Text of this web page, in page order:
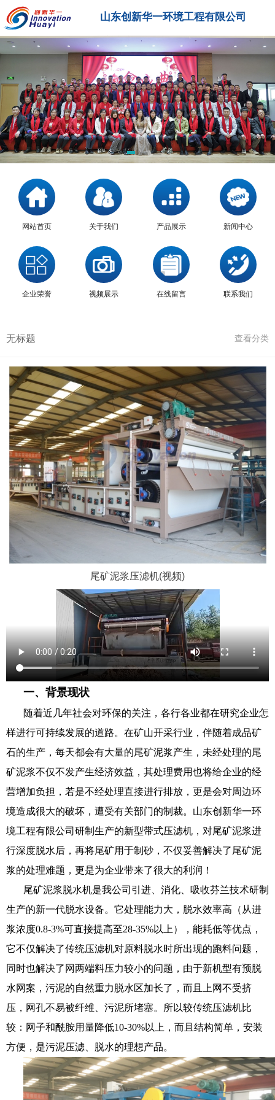
山东创新华一环境工程有限公司
网站首页 关于我们 产品展示 新闻中心
企业荣誉 视频展示 在线留言 联系我们
无标题 查看分类
尾矿泥浆压滤机(视频)
一、背景现状
随着近几年社会对环保的关注，各行各业都在研究企业怎
样进行可持续发展的道路。在矿山开采行业，伴随着成品矿
石的生产，每天都会有大量的尾矿泥浆产生，未经处理的尾
矿泥浆不仅不发产生经济效益，其处理费用也将给企业的经
营增加负担，若是不经处理直接进行排放，更是会对周边环
境造成很大的破坏，遭受有关部门的制裁。山东创新华一环
境工程有限公司研制生产的新型带式压滤机，对尾矿泥浆进
行深度脱水后，再将尾矿用于制砂，不仅妥善解决了尾矿泥
浆的处理难题，更是为企业带来了很大的利润！
尾矿泥浆脱水机是我公司引进、消化、吸收芬兰技术研制
生产的新一代脱水设备。它处理能力大，脱水效率高（从进
浆浓度0.8-3%可直接提高至28-35%以上），能耗低等优点，
它不仅解决了传统压滤机对原料脱水时所出现的跑料问题，
同时也解决了网两端料压力较小的问题，由于新机型有预脱
水网案，污泥的自然重力脱水区加长了，而且上网不受挤
压，网孔不易被纤维、污泥所堵塞。所以较传统压滤机比
较：网子和酰胺用量降低10-30%以上，而且结构简单，安装
方便，是污泥压滤、脱水的理想产品。